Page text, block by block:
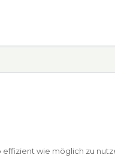
wie möglich zu